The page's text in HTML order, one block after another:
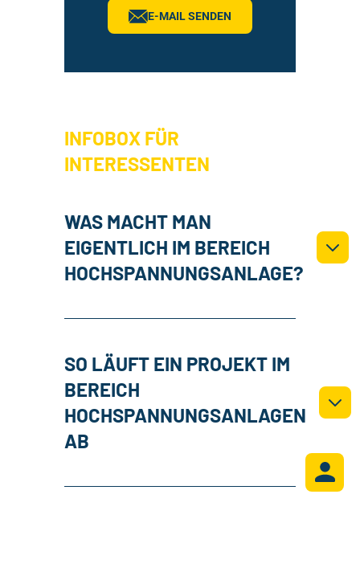
E-MAIL SENDEN
INFOBOX FÜR
INTERESSENTEN
WAS MACHT MAN
EIGENTLICH IM BEREICH
HOCHSPANNUNGSANLAGE?
SO LÄUFT EIN PROJEKT IM
BEREICH
HOCHSPANNUNGSANLAGEN
AB